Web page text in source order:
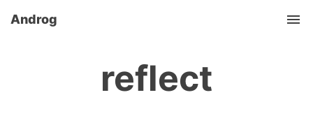
Androg
reflect